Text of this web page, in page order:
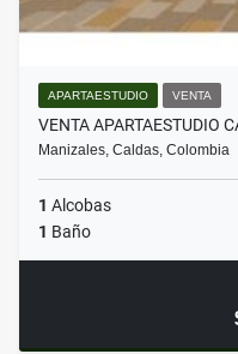
APARTAESTUDIO VENTA
VENTA APARTAESTUDIO
Manizales, Caldas, Colombia
1 Alcobas
1 Baño